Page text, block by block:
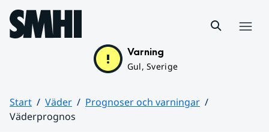
Hoppa till sidans innehåll
Varning
Gul, Sverige
Start Väder
Prognoser och varningar
Väderprognos